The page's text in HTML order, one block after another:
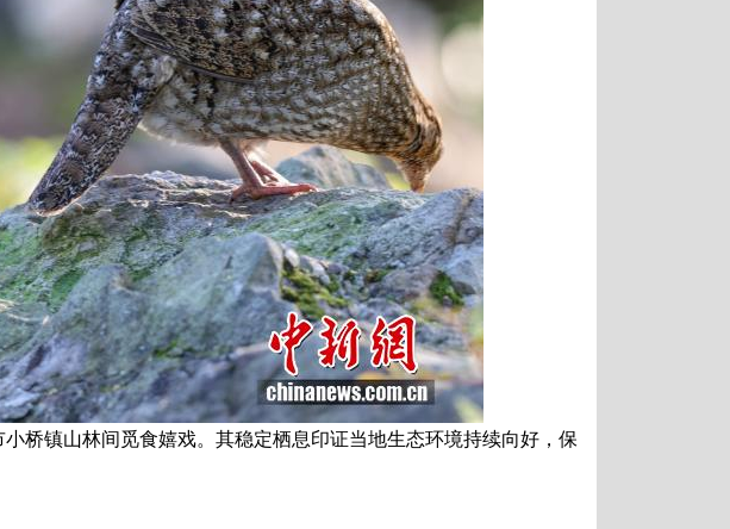
桥镇山林间觅食嬉戏。其稳定栖息印证当地生态环境持续向好，保